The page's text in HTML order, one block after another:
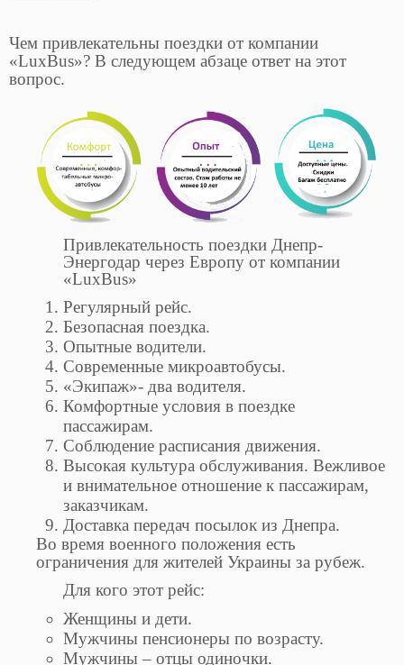
Чем привлекательны поездки от компании
«LuxBus»? В следующем абзаце ответ на этот
вопрос.
Привлекательность поездки Днепр-
Энергодар через Европу от компании
«LuxBus»
Регулярный рейс.
Безопасная поездка.
Опытные водители.
Современные микроавтобусы.
«Экипаж»- два водителя.
Комфортные условия в поездке
пассажирам.
Соблюдение расписания движения.
Высокая культура обслуживания. Вежливое
и внимательное отношение к пассажирам,
заказчикам.
Доставка передач посылок из Днепра.
Во время военного положения есть
ограничения для жителей Украины за рубеж.
Для кого этот рейс:
Женщины и дети.
Мужчины пенсионеры по возрасту.
Мужчины – отцы одиночки.